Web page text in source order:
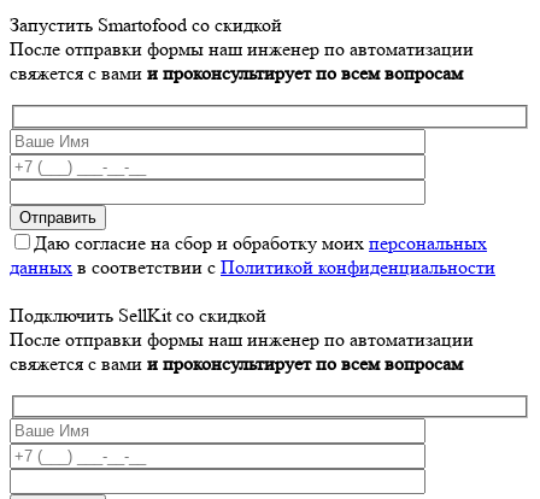
Запустить Smartofood со скидкой
После отправки формы наш инженер по автоматизации
свяжется с вами и проконсультирует по всем вопросам
Даю согласие на сбор и обработку моих персональных
данных в соответствии с Политикой конфиденциальности
Подключить SellKit со скидкой
После отправки формы наш инженер по автоматизации
свяжется с вами и проконсультирует по всем вопросам